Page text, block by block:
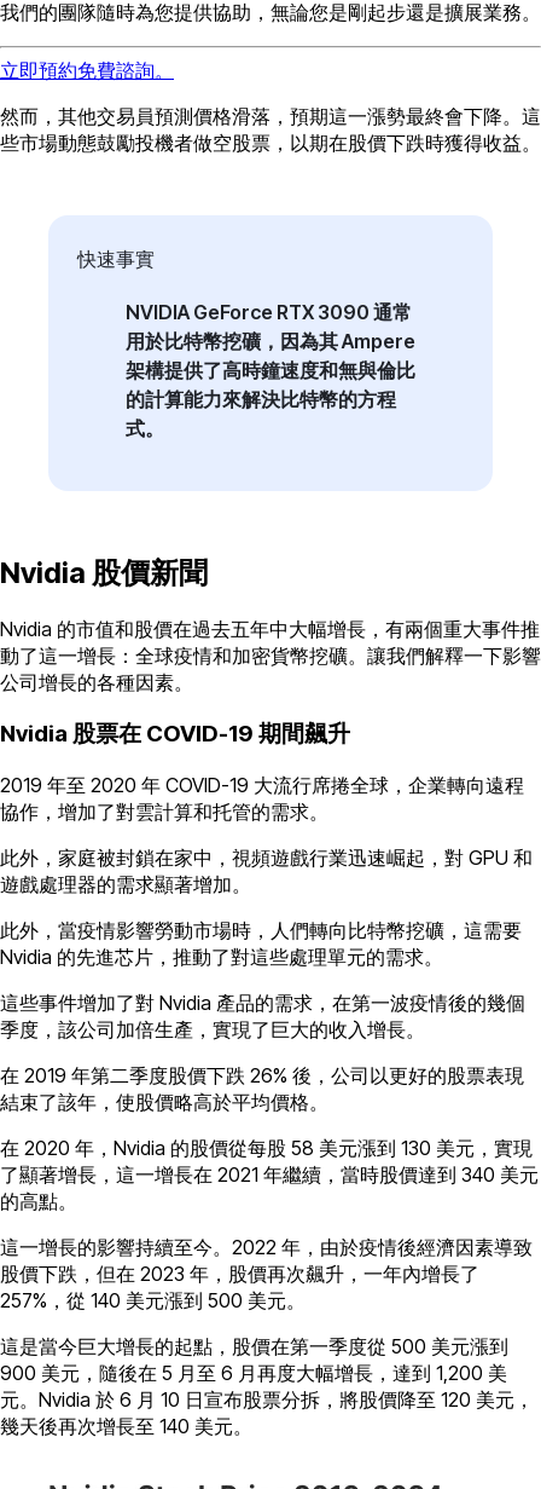
我們的團隊隨時為您提供協助，無論您是剛起步還是擴展業務。
立即預約免費諮詢。
然而，其他交易員預測價格滑落，預期這一漲勢最終會下降。這
些市場動態鼓勵投機者做空股票，以期在股價下跌時獲得收益。
NVIDIA GeForce RTX 3090 通常
用於比特幣挖礦，因為其 Ampere
架構提供了高時鐘速度和無與倫比
的計算能力來解決比特幣的方程
式。
快速事實
Nvidia 股價新聞
Nvidia 的市值和股價在過去五年中大幅增長，有兩個重大事件推
動了這一增長：全球疫情和加密貨幣挖礦。讓我們解釋一下影響
公司增長的各種因素。
Nvidia 股票在 COVID-19 期間飆升
2019 年至 2020 年 COVID-19 大流行席捲全球，企業轉向遠程
協作，增加了對雲計算和托管的需求。
此外，家庭被封鎖在家中，視頻遊戲行業迅速崛起，對 GPU 和
遊戲處理器的需求顯著增加。
此外，當疫情影響勞動市場時，人們轉向比特幣挖礦，這需要
Nvidia 的先進芯片，推動了對這些處理單元的需求。
這些事件增加了對 Nvidia 產品的需求，在第一波疫情後的幾個
季度，該公司加倍生產，實現了巨大的收入增長。
在 2019 年第二季度股價下跌 26% 後，公司以更好的股票表現
結束了該年，使股價略高於平均價格。
在 2020 年，Nvidia 的股價從每股 58 美元漲到 130 美元，實現
了顯著增長，這一增長在 2021 年繼續，當時股價達到 340 美元
的高點。
這一增長的影響持續至今。2022 年，由於疫情後經濟因素導致
股價下跌，但在 2023 年，股價再次飆升，一年內增長了
257%，從 140 美元漲到 500 美元。
這是當今巨大增長的起點，股價在第一季度從 500 美元漲到
900 美元，隨後在 5 月至 6 月再度大幅增長，達到 1,200 美
元。Nvidia 於 6 月 10 日宣布股票分拆，將股價降至 120 美元，
幾天後再次增長至 140 美元。